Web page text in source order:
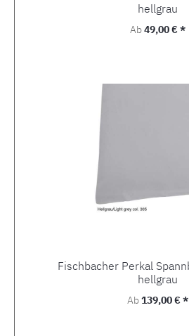
hellgrau
Regulärer
Ab49,00 € *
Fischbacher Perkal
hellgrau
Regulärer Preis:
Ab139,00 € *